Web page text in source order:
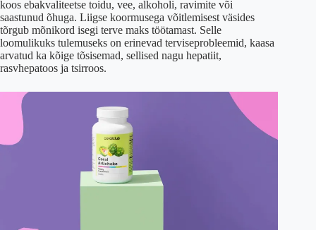
koos ebakvaliteetse toidu, vee, alkoholi, ravimite või
saastunud õhuga. Liigse koormusega võitlemisest väsides
tõrgub mõnikord isegi terve maks töötamast. Selle
loomulikuks tulemuseks on erinevad terviseprobleemid, kaasa
arvatud ka kõige tõsisemad, sellised nagu hepatiit,
rasvhepatoos ja tsirroos.